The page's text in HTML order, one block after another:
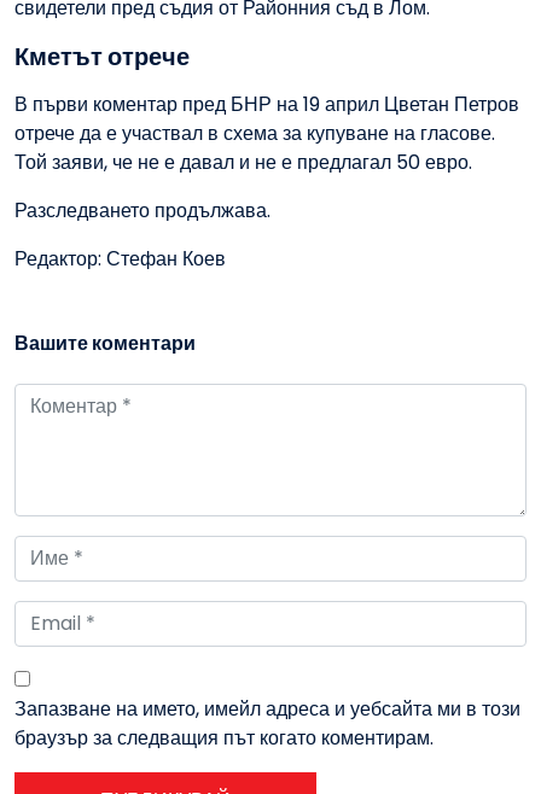
свидетели пред съдия от Районния съд в Лом.
Кметът отрече
В първи коментар пред БНР на 19 април Цветан Петров
отрече да е участвал в схема за купуване на гласове.
Той заяви, че не е давал и не е предлагал 50 евро.
Разследването продължава.
Редактор: Стефан Коев
Вашите коментари
Запазване на името, имейл адреса и уебсайта ми в този
браузър за следващия път когато коментирам.